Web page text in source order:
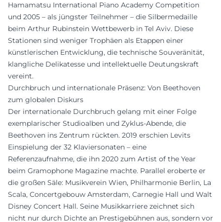
Hamamatsu International Piano Academy Competition
und 2005 – als jüngster Teilnehmer – die Silbermedaille
beim Arthur Rubinstein Wettbewerb in Tel Aviv. Diese
Stationen sind weniger Trophäen als Etappen einer
künstlerischen Entwicklung, die technische Souveränität,
klangliche Delikatesse und intellektuelle Deutungskraft
vereint.
Durchbruch und internationale Präsenz: Von Beethoven
zum globalen Diskurs
Der internationale Durchbruch gelang mit einer Folge
exemplarischer Studioalben und Zyklus-Abende, die
Beethoven ins Zentrum rückten. 2019 erschien Levits
Einspielung der 32 Klaviersonaten – eine
Referenzaufnahme, die ihn 2020 zum Artist of the Year
beim Gramophone Magazine machte. Parallel eroberte er
die großen Säle: Musikverein Wien, Philharmonie Berlin, La
Scala, Concertgebouw Amsterdam, Carnegie Hall und Walt
Disney Concert Hall. Seine Musikkarriere zeichnet sich
nicht nur durch Dichte an Prestigebühnen aus, sondern vor